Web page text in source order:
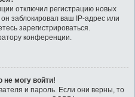
отключил регистрацию новых
заблокировал ваш IP-адрес или
зарегистрироваться.
конференции.
не могу войти!
и пароль. Если они верны, то